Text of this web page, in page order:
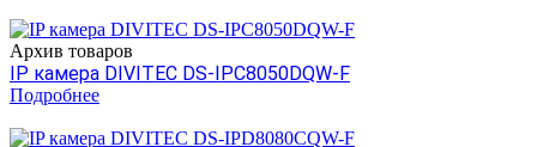
Архив товаров
IP камера DIVITEC DS-IPC8050DQW-F
Подробнее